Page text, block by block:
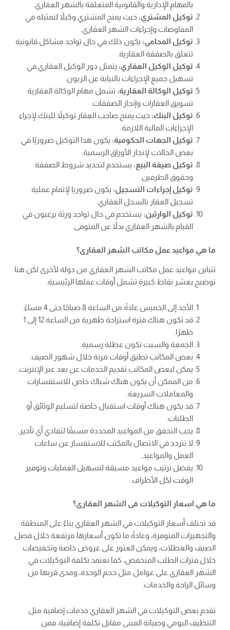
بالمهام الإدارية والقانونية المتعلقة بالشهر العقاري.
توكيل المشتري: حيث يمنح المشتري وكيلاً لتمثيله في
المفاوضات وإجراءات الشهر العقاري.
توكيل المحامي: يكون ذلك في حال تواجد مشاكل قانونية
تتعلق بالصفقة العقارية.
توكيل الوكيل العقاري: يتمثل دور الوكيل العقاري في
تسهيل جميع الإجراءات بالنيابة عن الزبون.
توكيل الوكالة العقارية: تشمل مهام الوكالة العقارية
تسويق العقارات وإنجاز الصفقات.
توكيل البنك: حيث يمنح صاحب العقار توكيلاً للبنك لإجراء
الإجراءات المالية اللازمة.
توكيل الجهات الحكومية: يكون هذا التوكيل ضروريًا في
بعض الحالات لإنجاز الأوراق الرسمية.
توكيل صيغة البيع: يستخدم لتحديد شروط الصفقة
وحقوق الطرفين.
توكيل إجراءات التسجيل: يكون ضروريا لإتمام عملية
تسجيل العقار بالسجل العقاري.
توكيل الوارثين: يستخدم في حال تواجد ورثة يرغبون في
القيام بالشهر العقاري بدلاً عن المتوفى.
ما هي مواعيد عمل مكاتب الشهر العقارى؟
تتباين مواعيد عمل مكاتب الشهر العقاري من دولة لأخرى لكن هنا
توضيح بعشر نقاط كبيرة تشمل أوقات عملها الرئيسية:
الأحد إلى الخميس عادةً من الساعة 8 صباحًا حتى 4 مساءً.
قد تكون هناك فترة استراحة ظهرية من الساعة 12 إلى 1
ظهرًا.
الجمعة والسبت تكون عطلة رسمية.
بعض المكاتب تطبق أوقات مرنة خلال شهور الصيف.
يمكن لبعض المكاتب تقديم الخدمات عن بعد عبر الإنترنت.
من الممكن أن يكون هناك شباك خاص للاستفسارات
والمعاملات السريعة.
قد يكون هناك أوقات استقبال خاصة لتسليم الوثائق أو
الطلبات.
يجب التحقق من المواعيد المحددة مسبقًا لتفادي أي تأخير.
لا تتردد في الاتصال بالمكتب للاستفسار عن ساعات
العمل والمواعيد.
يفضل ترتيب مواعيد مسبقة لتسهيل العمليات وتوفير
الوقت لكل الأطراف.
ما هي اسعار التوكيلات فى الشهر العقارى؟
قد تختلف أسعار التوكيلات في الشهر العقاري بناءً على المنطقة
والتجهيزات المتوفرة، وعادةً ما تكون أسعارها مرتفعة خلال فصل
الصيف والعطلات، ويمكن العثور على عروض خاصة وتخفيضات
خلال فترات الطلب المنخفض، كما تعتمد تكلفة التوكيلات في
الشهر العقاري على عوامل مثل حجم الوحدة، ومدى قربها من
وسائل الراحة والخدمات.
تقدم بعض التوكيلات في الشهر العقاري خدمات إضافية مثل
التنظيف اليومي وصيانة المبنى مقابل تكلفة إضافية، فمن